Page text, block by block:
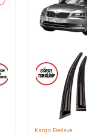
Kargo Bedava